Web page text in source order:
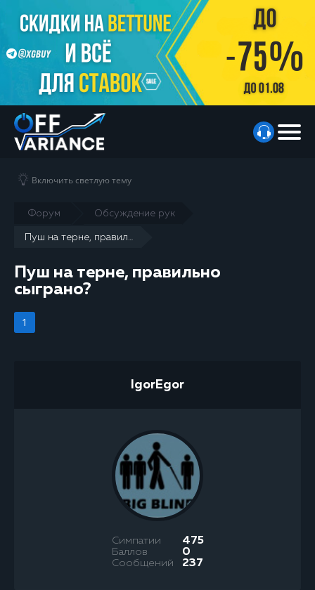
Форум Обсуждение рук
Пуш на терне, правильно сыграно?
Включить светлую тему
Пуш на терне, правильно
сыграно?
1
IgorEgor
Симпатии 475
Баллов 0
Сообщений 237